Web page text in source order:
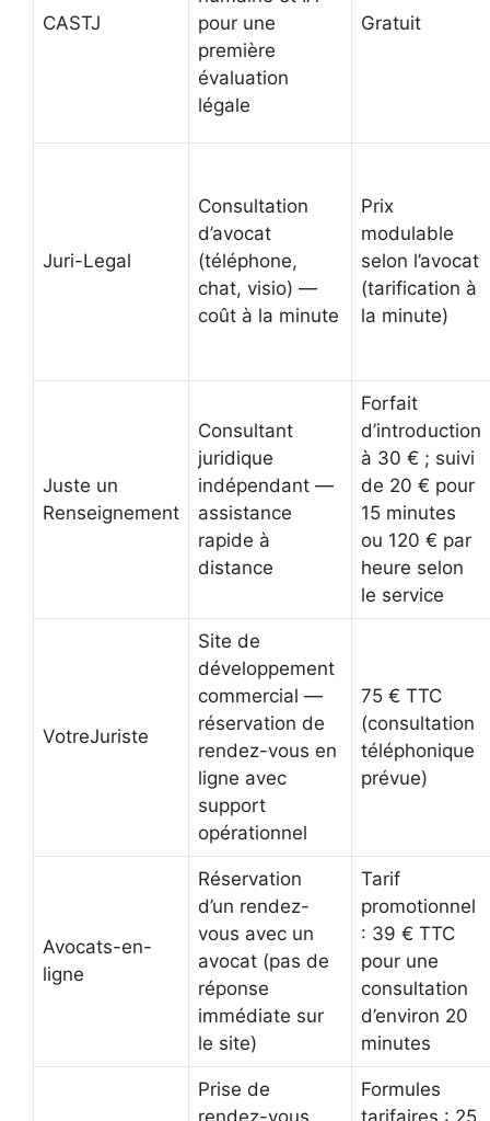
CASTJ
pour une
première
évaluation
légale
Gratuit
Juri-Legal
Consultation
d’avocat
(téléphone,
chat, visio) —
coût à la minute
Prix
modulable
selon l’avocat
(tarification à
la minute)
Juste un
Renseignement
Consultant
juridique
indépendant —
assistance
rapide à
distance
Forfait
d’introduction
à 30 € ; suivi
de 20 € pour
15 minutes
ou 120 € par
heure selon
le service
VotreJuriste
Site de
développement
commercial —
réservation de
rendez-vous en
ligne avec
support
opérationnel
75 € TTC
(consultation
téléphonique
prévue)
Avocats-en-
ligne
Réservation
d’un rendez-
vous avec un
avocat (pas de
réponse
immédiate sur
le site)
Tarif
promotionnel
: 39 € TTC
pour une
consultation
d’environ 20
minutes
Prise de
rendez-vous
Formules
tarifaires : 25